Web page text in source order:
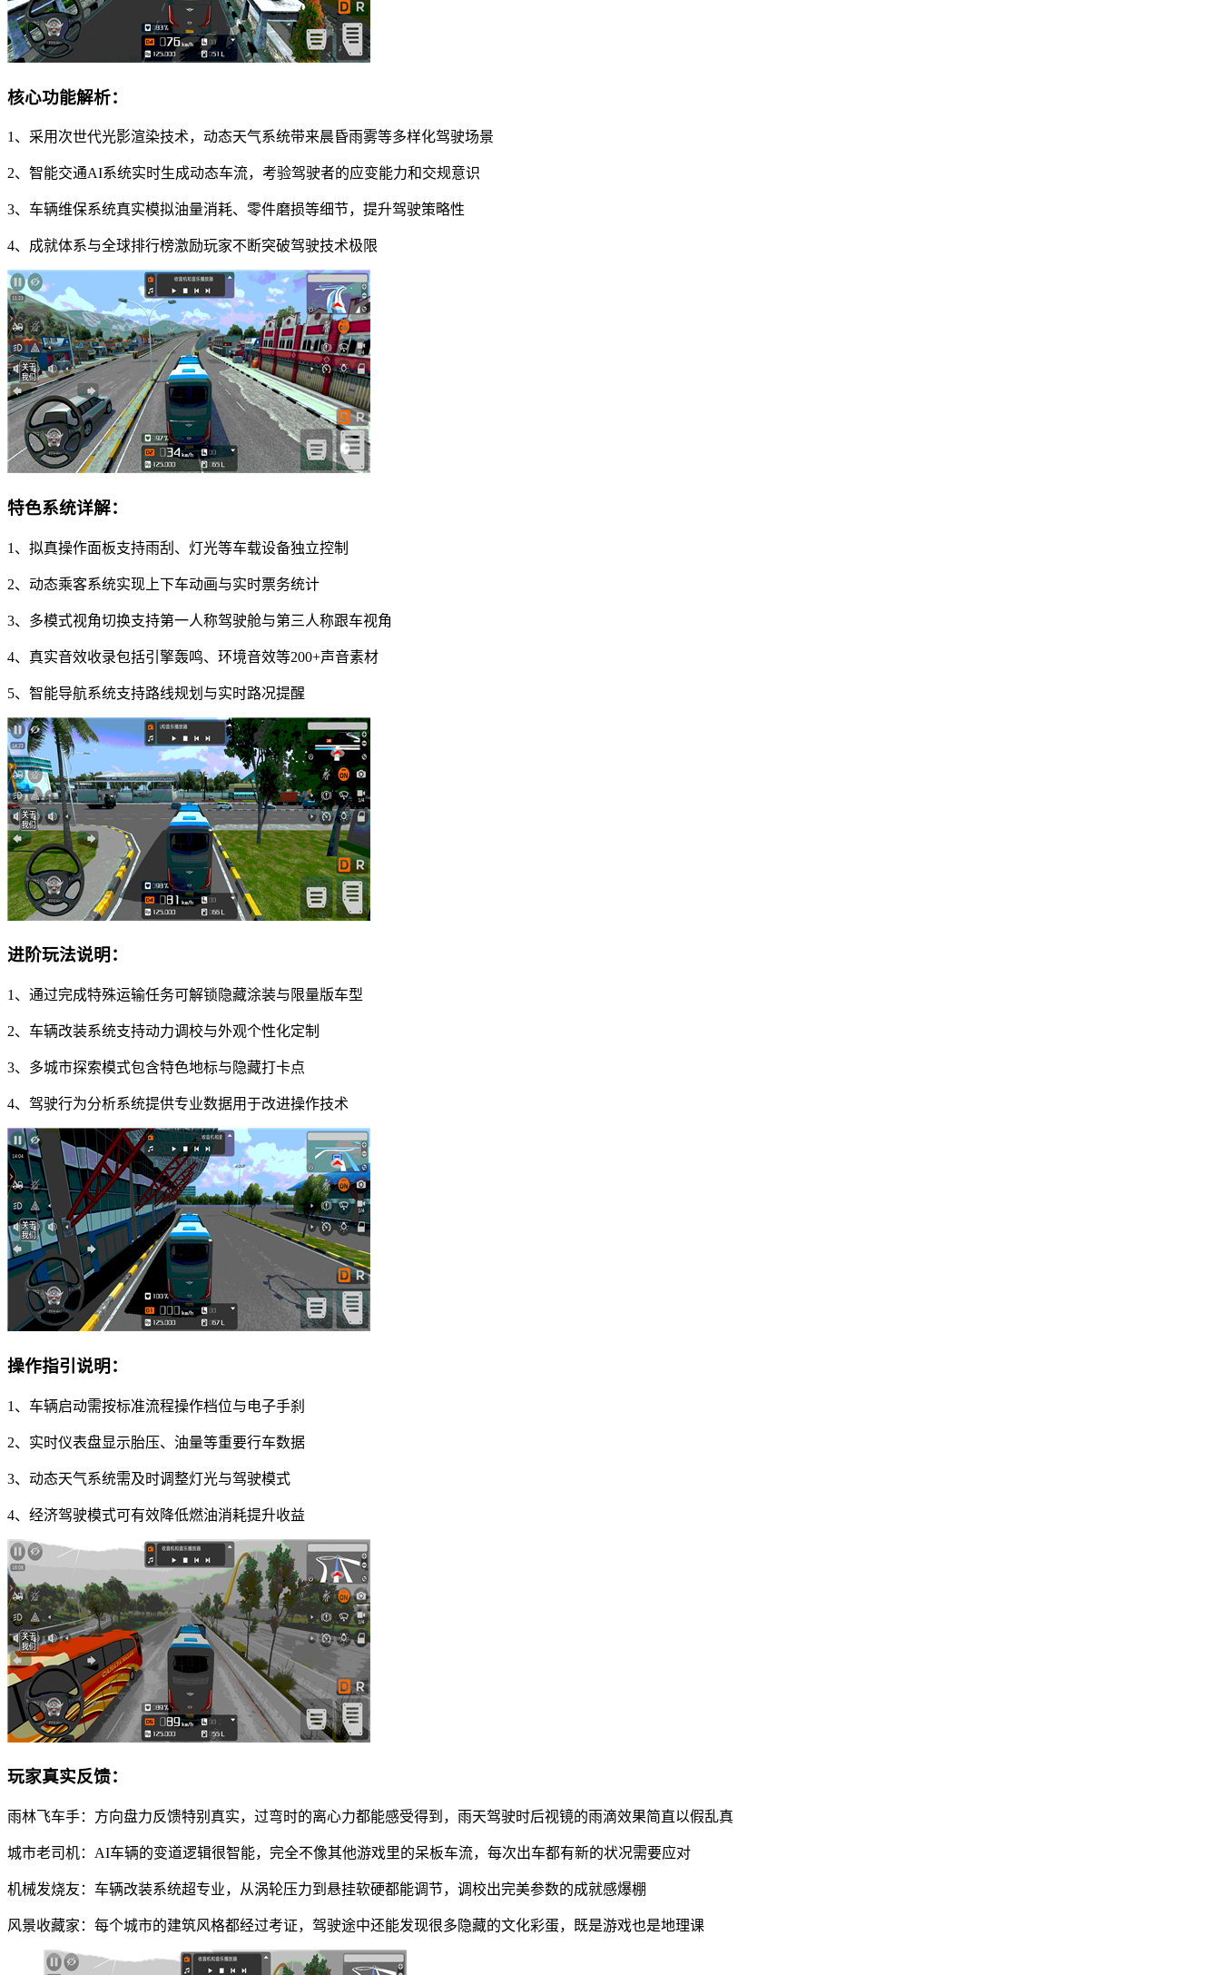
核心功能解析：
1、采用次世代光影渲染技术，动态天气系统带来晨昏雨雾等多样化驾驶场景
2、智能交通AI系统实时生成动态车流，考验驾驶者的应变能力和交规意识
3、车辆维保系统真实模拟油量消耗、零件磨损等细节，提升驾驶策略性
4、成就体系与全球排行榜激励玩家不断突破驾驶技术极限
特色系统详解：
1、拟真操作面板支持雨刮、灯光等车载设备独立控制
2、动态乘客系统实现上下车动画与实时票务统计
3、多模式视角切换支持第一人称驾驶舱与第三人称跟车视角
4、真实音效收录包括引擎轰鸣、环境音效等200+声音素材
5、智能导航系统支持路线规划与实时路况提醒
进阶玩法说明：
1、通过完成特殊运输任务可解锁隐藏涂装与限量版车型
2、车辆改装系统支持动力调校与外观个性化定制
3、多城市探索模式包含特色地标与隐藏打卡点
4、驾驶行为分析系统提供专业数据用于改进操作技术
操作指引说明：
1、车辆启动需按标准流程操作档位与电子手刹
2、实时仪表盘显示胎压、油量等重要行车数据
3、动态天气系统需及时调整灯光与驾驶模式
4、经济驾驶模式可有效降低燃油消耗提升收益
玩家真实反馈：
雨林飞车手：方向盘力反馈特别真实，过弯时的离心力都能感受得到，雨天驾驶时后视镜的雨滴效果简直以假乱真
城市老司机：AI车辆的变道逻辑很智能，完全不像其他游戏里的呆板车流，每次出车都有新的状况需要应对
机械发烧友：车辆改装系统超专业，从涡轮压力到悬挂软硬都能调节，调校出完美参数的成就感爆棚
风景收藏家：每个城市的建筑风格都经过考证，驾驶途中还能发现很多隐藏的文化彩蛋，既是游戏也是地理课